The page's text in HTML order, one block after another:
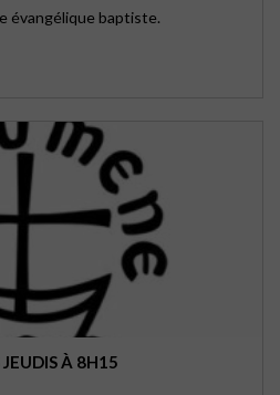
évangélique baptiste.
JEUDIS À 8H15